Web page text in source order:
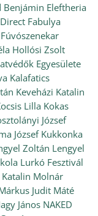
Benjámin Eleftheria
Fabulya
Hollósi Zsolt
Egyesülete
Kalafatics
Keveházi Katalin
Lilla Kokas
József
József Kukkonka
Zoltán Lengyel
Lurkó Fesztivál
Molnár
Judit Máté
János NAKED